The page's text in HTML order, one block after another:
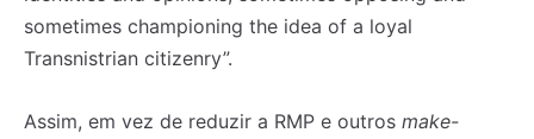
sometimes championing the idea of a loyal
Transnistrian citizenry”.
Assim, em vez de reduzir a RMP e outros make-